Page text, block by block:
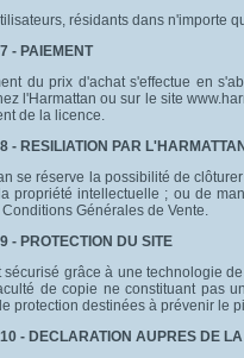
résidants dans n'importe
- PAIEMENT
du prix d'achat s'effectue en
l'Harmattan ou sur le site
de la licence.
- RESILIATION PAR L'HARMATTAN
se réserve la possibilité de
propriété intellectuelle ; ou de
Générales de Vente.
- PROTECTION DU SITE
sécurisé grâce à une technologie
de copie ne constituant pas
protection destinées à prévenir le
- DECLARATION AUPRES DE